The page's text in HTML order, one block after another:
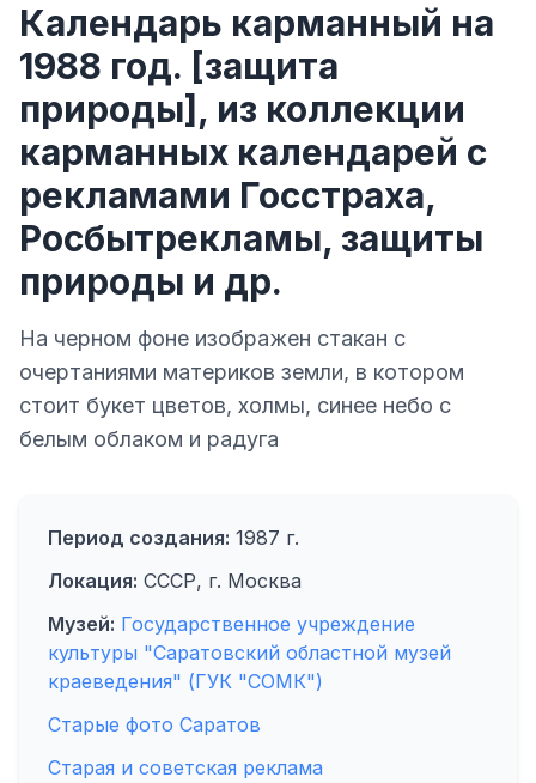
Календарь карманный на
1988 год. [защита
природы], из коллекции
карманных календарей с
рекламами Госстраха,
Росбытрекламы, защиты
природы и др.
На черном фоне изображен стакан с
очертаниями материков земли, в котором
стоит букет цветов, холмы, синее небо с
белым облаком и радуга
Период создания: 1987 г.
Локация: СССР, г. Москва
Музей: Государственное учреждение
культуры "Саратовский областной музей
краеведения" (ГУК "СОМК")
Старые фото Саратов
Старая и советская реклама